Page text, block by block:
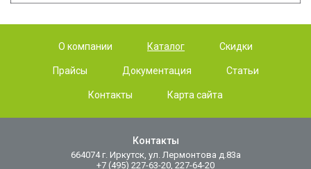
О компании Каталог Скидки
Прайсы Документация Статьи
Контакты Карта сайта
Контакты
664074 г. Иркутск, ул. Лермонтова д.83а
+7 (495) 227-63-20, 227-64-20